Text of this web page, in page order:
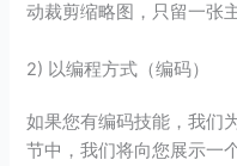
动裁剪缩略图，只留一张
2) 以编程方式（编码）
如果您有编码技能，我们
节中，我们将向您展示一